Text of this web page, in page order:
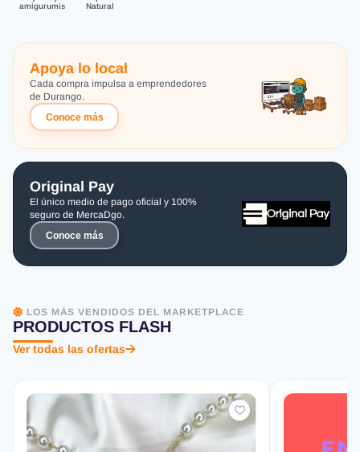
amigurumis
Natural
Apoya lo local
Cada compra impulsa a emprendedores
de Durango.
Conoce más
Original Pay
El único medio de pago oficial y 100%
seguro de MercaDgo.
Conoce más
LOS MÁS VENDIDOS DEL MARKETPLACE
PRODUCTOS FLASH
Ver todas las ofertas